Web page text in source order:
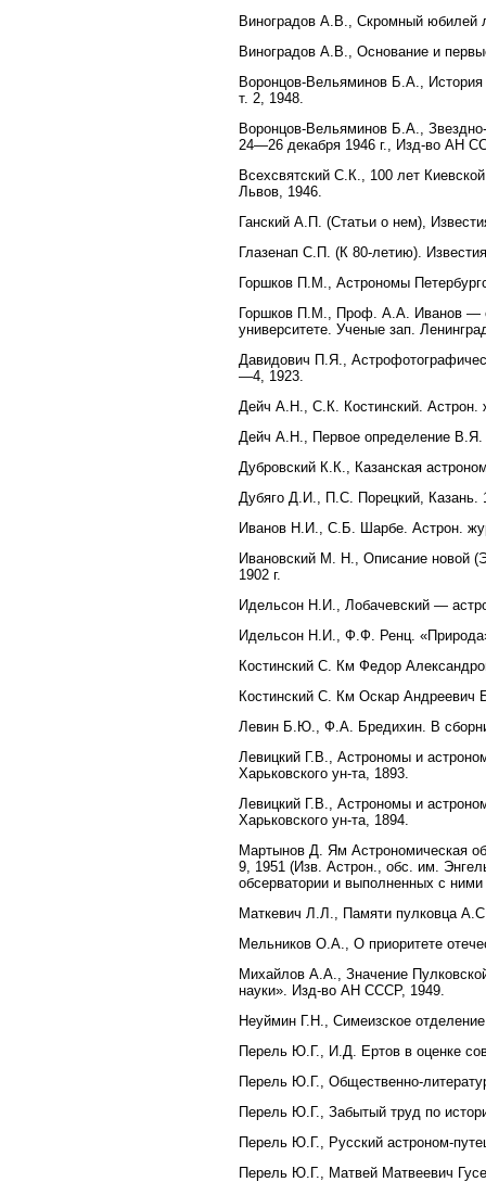
Виноградов А.В., Скромный юбилей
Виноградов А.В., Основание и
Воронцов-Вельяминов Б.А.,
т. 2, 1948.
Воронцов-Вельяминов Б.А.,
24—26 декабря 1946 г., Изд-во АН
Всехсвятский С.К., 100 лет
Львов, 1946.
Ганский А.П. (Статьи о нем),
Глазенап С.П. (К 80-летию).
Горшков П.М., Астрономы
Горшков П.М., Проф. А.А. Иванов —
университете. Ученые зап.
Давидович П.Я.,
—4, 1923.
Дейч А.Н., С.К. Костинский.
Дейч А.Н., Первое определение
Дубровский К.К., Казанская
Дубяго Д.И., П.С. Порецкий, Казань.
Иванов Н.И., С.Б. Шарбе. Астрон.
Ивановский M. Н., Описание новой
1902 г.
Идельсон Н.И., Лобачевский —
Идельсон Н.И., Ф.Ф. Ренц.
Костинский С. Км Федор
Костинский С. Км Оскар
Левин Б.Ю., Ф.А. Бредихин. В
Левицкий Г.В., Астрономы и
Харьковского ун-та, 1893.
Левицкий Г.В., Астрономы и
Харьковского ун-та, 1894.
Мартынов Д. Ям Астрономическая
9, 1951 (Изв. Астрон., обс. им.
обсерватории и выполненных с
Маткевич Л.Л., Памяти пулковца
Мельников О.А., О приоритете
Михайлов А.А., Значение
науки». Изд-во АН СССР, 1949.
Неуймин Г.Н., Симеизское
Перель Ю.Г., И.Д. Ертов в оценке
Перель Ю.Г., Общественно-
Перель Ю.Г., Забытый труд по
Перель Ю.Г., Русский астроном-
Перель Ю.Г., Матвей Матвеевич